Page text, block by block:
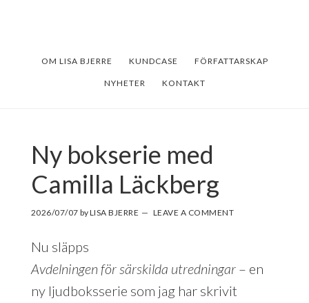
OM LISA BJERRE KUNDCASE FÖRFATTARSKAP
NYHETER KONTAKT
Ny bokserie med
Camilla Läckberg
2026/07/07 byLISA BJERRE LEAVE A COMMENT
Nu släpps
Avdelningen för särskilda utredningar– en
ny ljudboksserie som jag har skrivit